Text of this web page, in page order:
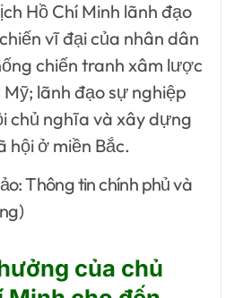
Hồ Chí Minh lãnh đạo
vĩ đại của nhân dân
chiến tranh xâm lược
lãnh đạo sự nghiệp
chủ nghĩa và xây dựng
hội ở miền Bắc.
Thông tin chính phủ và
của chủ